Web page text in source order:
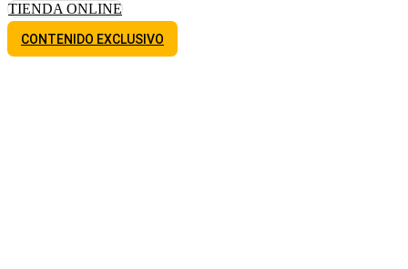
TIENDA ONLINE
CONTENIDO EXCLUSIVO